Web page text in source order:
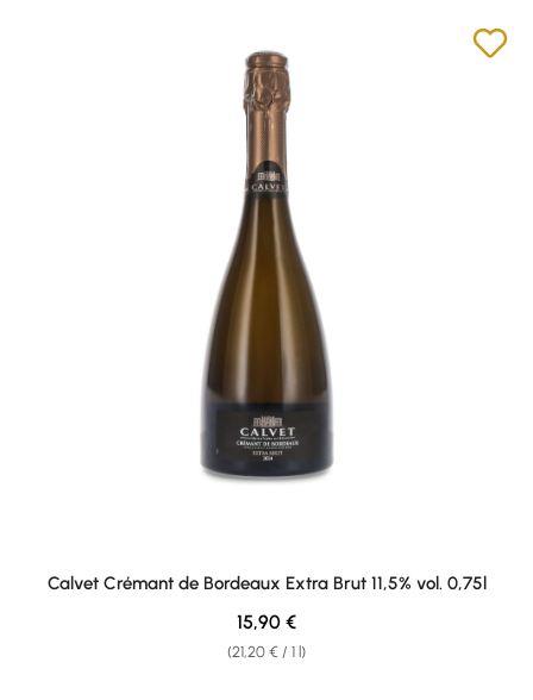
Calvet Crémant de Bordeaux Extra Brut 11,5% vol. 0,75l
(21,20 € / 1 l)
Regular price:
15,90 €